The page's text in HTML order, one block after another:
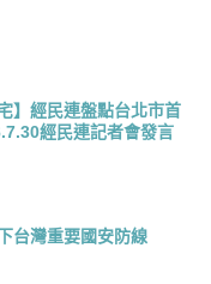
】經民連盤點台北市首
經民連記者會發言
台灣重要國安防線